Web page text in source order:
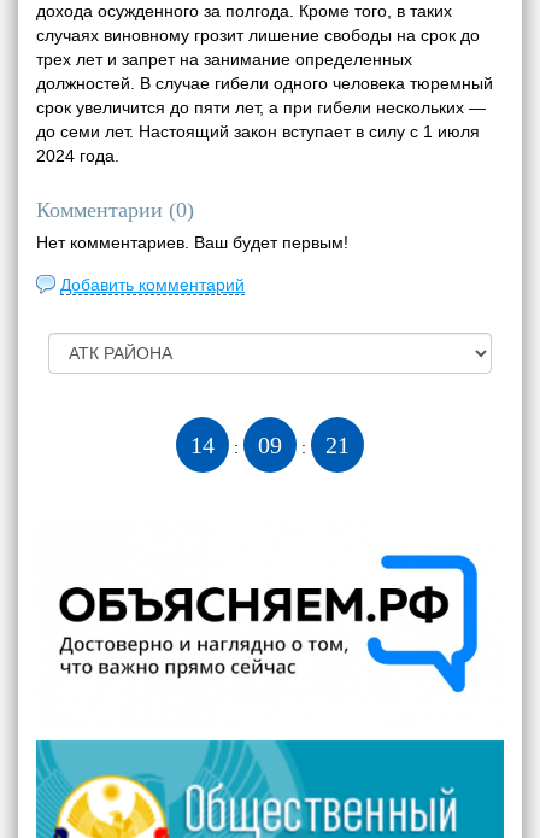
дохода осужденного за полгода. Кроме того, в таких
случаях виновному грозит лишение свободы на срок до
трех лет и запрет на занимание определенных
должностей. В случае гибели одного человека тюремный
срок увеличится до пяти лет, а при гибели нескольких —
до семи лет. Настоящий закон вступает в силу с 1 июля
2024 года.
Комментарии (0)
Нет комментариев. Ваш будет первым!
Добавить комментарий
14 : 09 : 22